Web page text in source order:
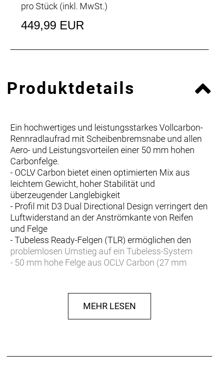
pro Stück (inkl. MwSt.)
449,99 EUR
Produktdetails
Ein hochwertiges und leistungsstarkes Vollcarbon-
Rennradlaufrad mit Scheibenbremsnabe und allen
Aero- und Leistungsvorteilen einer 50 mm hohen
Carbonfelge.
- OCLV Carbon bietet einen optimierten Mix aus
leichtem Gewicht, hoher Stabilität und
überzeugender Langlebigkeit
- Profil mit D3 Dual Directional Design verringert den
Luftwiderstand an der Anströmkante von Reifen
und Felge
- Tubeless Ready-Felgen (TLR) ermöglichen den
problemlosen Umstieg auf ein Tubeless-System
- 50 mm hohe Felge aus OCLV Carbon (27 mm
- Center Lock-Scheibenbremsnaben von Bontrager
mit 12-mm-Steckachse vorn und hinten, 24
Einrastpunkten und 3-Sperrklinken-Mechanismus
MEHR LESEN